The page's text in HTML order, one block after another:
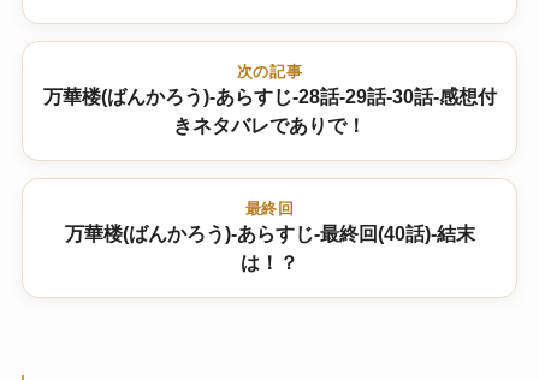
次の記事
万華楼(ばんかろう)-あらすじ-28話-29話-30話-感想付
きネタバレでありで！
最終回
万華楼(ばんかろう)-あらすじ-最終回(40話)-結末
は！？